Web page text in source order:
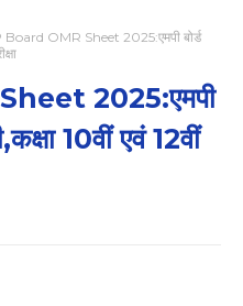
Board OMR Sheet 2025:एमपी बोर्ड
2025:एमपी
10वीं एवं 12वीं